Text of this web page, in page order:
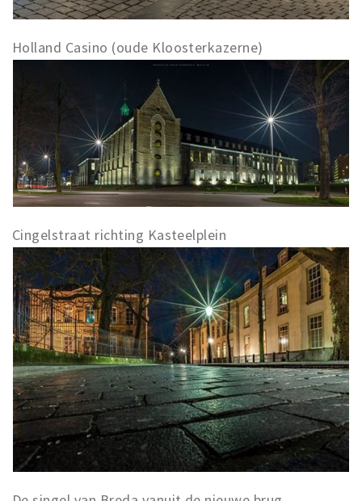
Holland Casino (oude Kloosterkazerne)
Cingelstraat richting Kasteelplein